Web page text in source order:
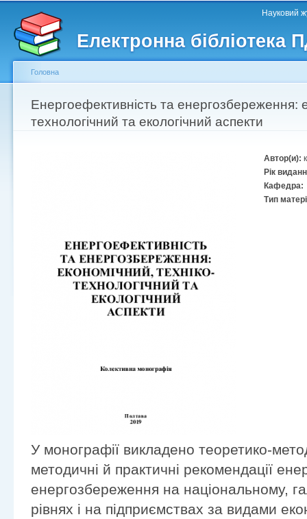
Електронна бібліотека
Головне меню Науковий
Другорядне меню
Ви є тут
Головна
Енергоефективність та енергозбереження:
технологічний та екологічний аспекти
Автор(и):
Рік
Кафедра:
Тип
У монографії викладено теоретико-
методичні й практичні рекомендації
енергозбереження на національному,
рівнях і на підприємствах за видами